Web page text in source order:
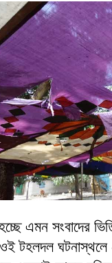
এমন সংবাদের
টহলদল ঘটনাস্থলে